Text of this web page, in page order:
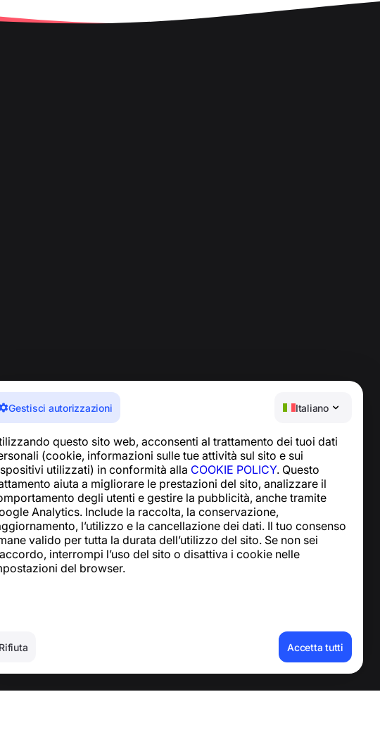
Gestisci autorizzazioni Italiano
questo sito web, acconsenti al trattamento dei tuoi dati
(cookie, informazioni sulle tue attività sul sito e sui
utilizzati) in conformità alla COOKIE POLICY. Questo
aiuta a migliorare le prestazioni del sito, analizzare il
degli utenti e gestire la pubblicità, anche tramite
Analytics. Include la raccolta, la conservazione,
l’utilizzo e la cancellazione dei dati. Il tuo consenso
valido per tutta la durata dell’utilizzo del sito. Se non sei
interrompi l’uso del sito o disattiva i cookie nelle
del browser.
Rifiuta Accetta tutti
Centro assistenza
Notizie e articoli
Informazioni sul
progetto
Contatti
e i dati personali